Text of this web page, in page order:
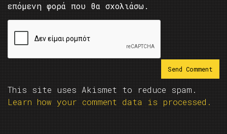
επόμενη φορά που θα σχολιάσω.
This site uses Akismet to reduce spam.
Learn how your comment data is processed.